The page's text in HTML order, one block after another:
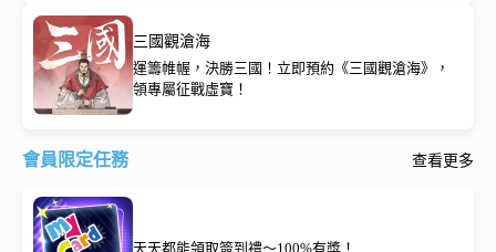
三國觀滄海
運籌帷幄，決勝三國！立即預約《三國觀滄海》，
領專屬征戰虛寶！
會員限定任務 查看更多
天天都能領取簽到禮～100%有獎！